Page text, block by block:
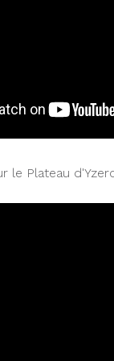
le Plateau